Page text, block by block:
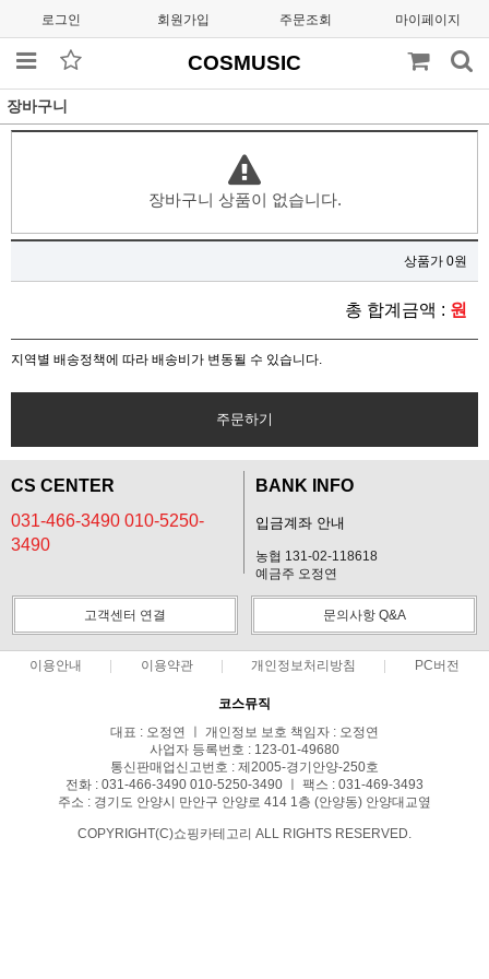
로그인 회원가입 주문조회 마이페이지
COSMUSIC
장바구니
장바구니 상품이 없습니다.
상품가 0원
총 합계금액 : 원
지역별 배송정책에 따라 배송비가 변동될 수 있습니다.
주문하기
CS CENTER
031-466-3490 010-5250-
3490
BANK INFO
입금계좌 안내
농협 131-02-118618
예금주 오정연
고객센터 연결 문의사항 Q&A
이용안내 이용약관 개인정보처리방침 PC버전
코스뮤직
대표 : 오정연 ㅣ 개인정보 보호 책임자 : 오정연
사업자 등록번호 : 123-01-49680
통신판매업신고번호 : 제2005-경기안양-250호
전화 : 031-466-3490 010-5250-3490 ㅣ 팩스 : 031-469-3493
주소 : 경기도 안양시 만안구 안양로 414 1층 (안양동) 안양대교옆
COPYRIGHT(C)쇼핑카테고리 ALL RIGHTS RESERVED.